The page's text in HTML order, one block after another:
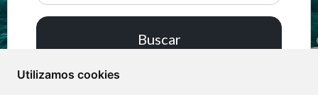
Utilizamos cookies
Buscar